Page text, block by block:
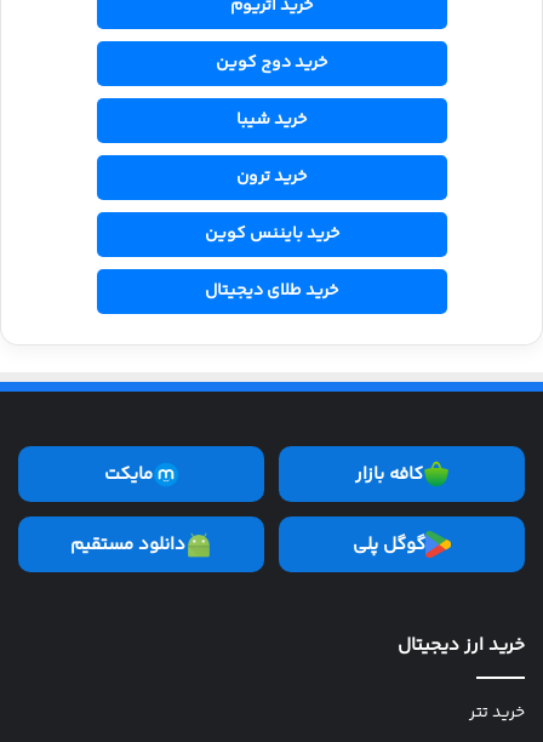
خرید اتریوم
خرید دوج کوین
خرید شیبا
خرید ترون
خرید بایننس کوین
خرید طلای دیجیتال
کافه بازار مایکت
گوگل پلی دانلود مستقیم
خرید ارز دیجیتال
خرید تتر